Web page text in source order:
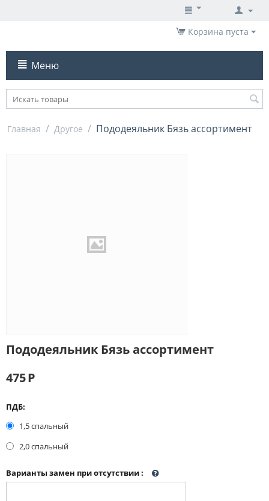
Корзина пуста
Меню
Главная / Другое / Пододеяльник Бязь ассортимент
Пододеяльник Бязь ассортимент
475Р
ПДБ:
1,5 спальный
2,0 спальный
Варианты замен при отсутствии: